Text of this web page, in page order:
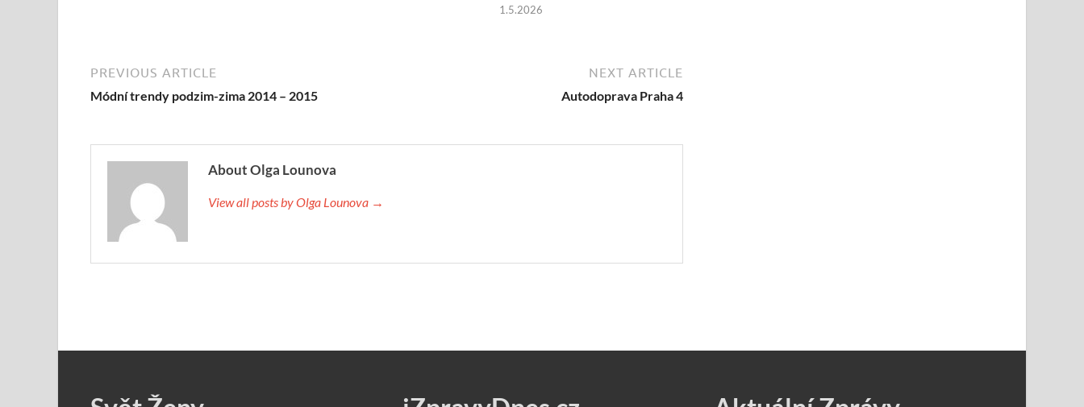
1.5.2026
PREVIOUS ARTICLE
Módní trendy podzim-zima 2014 – 2015
NEXT ARTICLE
Autodoprava Praha 4
About Olga Lounova
View all posts by Olga Lounova →